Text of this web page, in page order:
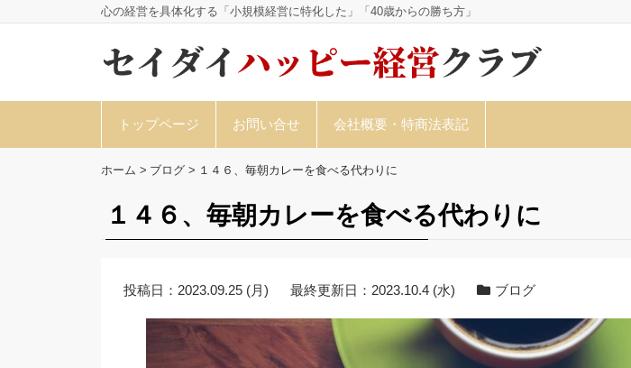
心の経営を具体化する「小規模経営に特化した」「40歳からの勝ち方」
トップページ お問い合せ 会社概要・特商法表記
ホーム > ブログ > １４６、毎朝カレーを食べる代わりに
１４６、毎朝カレーを食べる代わりに
投稿日： 2023.09.25 (月) 最終更新日： 2023.10.4 (水) ブログ